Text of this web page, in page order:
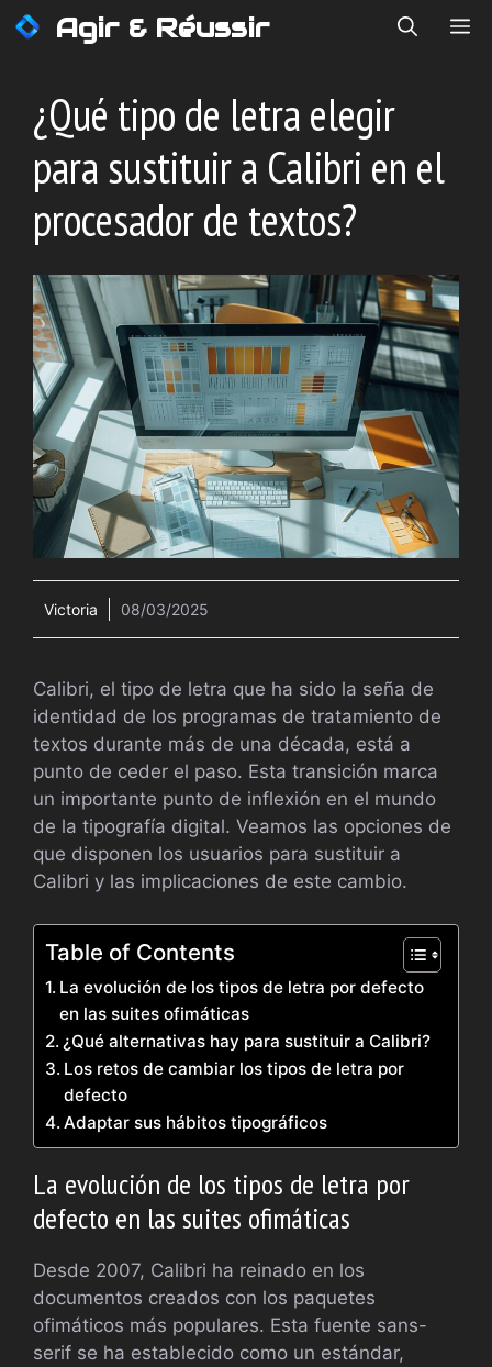
Saltar
Agir & Réussir
¿Qué tipo de letra elegir
para sustituir a Calibri en el
procesador de textos?
Victoria 08/03/2025
Calibri, el tipo de letra que ha sido la seña de
identidad de los programas de tratamiento de
textos durante más de una década, está a
punto de ceder el paso. Esta transición marca
un importante punto de inflexión en el mundo
de la tipografía digital. Veamos las opciones de
que disponen los usuarios para sustituir a
Calibri y las implicaciones de este cambio.
Table of Contents
La evolución de los tipos de letra por defecto
en las suites ofimáticas
¿Qué alternativas hay para sustituir a Calibri?
Los retos de cambiar los tipos de letra por
defecto
Adaptar sus hábitos tipográficos
La evolución de los tipos de letra por
defecto en las suites ofimáticas
Desde 2007, Calibri ha reinado en los
documentos creados con los paquetes
ofimáticos más populares. Esta fuente sans-
serif se ha establecido como un estándar,